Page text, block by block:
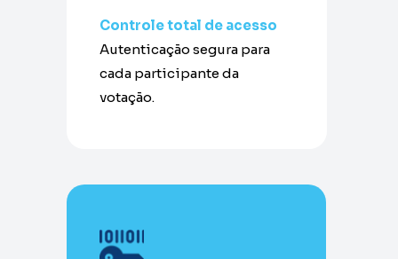
Controle total de acesso
Autenticação segura para
cada participante da
votação.